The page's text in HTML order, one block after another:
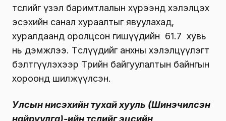
төслийг үзэл баримтлалын хүрээнд хэлэлцэх
эсэхийн санал хураалтыг явуулахад,
хуралдаанд оролцсон гишүүдийн 61.7 хувь
нь дэмжлээ. Төслүүдийг анхны хэлэлцүүлэгт
бэлтгүүлэхээр Төрийн байгуулалтын байнгын
хороонд шилжүүлсэн.
Улсын нисэхийн тухай хууль (Шинэчилсэн
найруулга)-ийн төслийг эцсийн